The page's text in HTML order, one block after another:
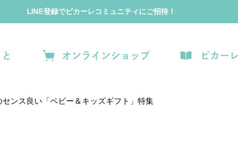
LINE登録でピカーレコミュニティにご招待！
オンラインショップ ピカー
ンス良い「ベビー＆キッズギフト」特集